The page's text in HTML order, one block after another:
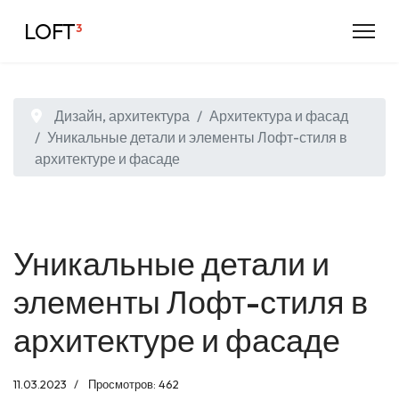
LOFT³
Дизайн, архитектура
Архитектура и фасад
Уникальные детали и элементы Лофт-стиля в
архитектуре и фасаде
Уникальные детали и
элементы Лофт-стиля в
архитектуре и фасаде
11.03.2023 Просмотров: 462